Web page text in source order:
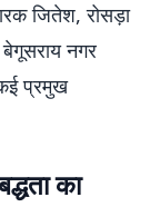
जितेश, रोसड़ा
नगर
कई प्रमुख
का